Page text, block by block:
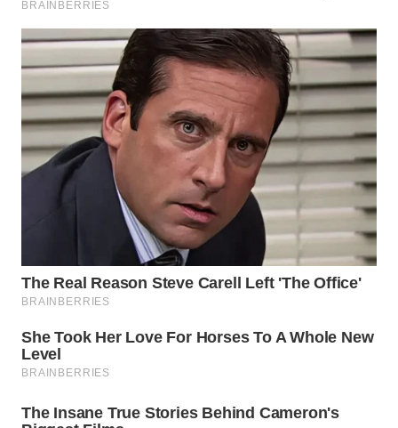
SIMALUNGUN
LABUHANBATU
WN
TAPANULI
TENGAH
WN
TINGGI